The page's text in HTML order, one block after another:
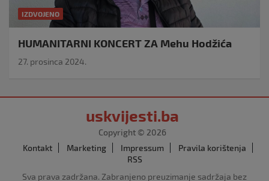
IZDVOJENO
HUMANITARNI KONCERT ZA Mehu Hodžića
27. prosinca 2024.
uskvijesti.ba
Copyright © 2026
Kontakt
Marketing Impressum
Pravila korištenja
RSS
Sva prava zadržana. Zabranjeno preuzimanje sadržaja bez